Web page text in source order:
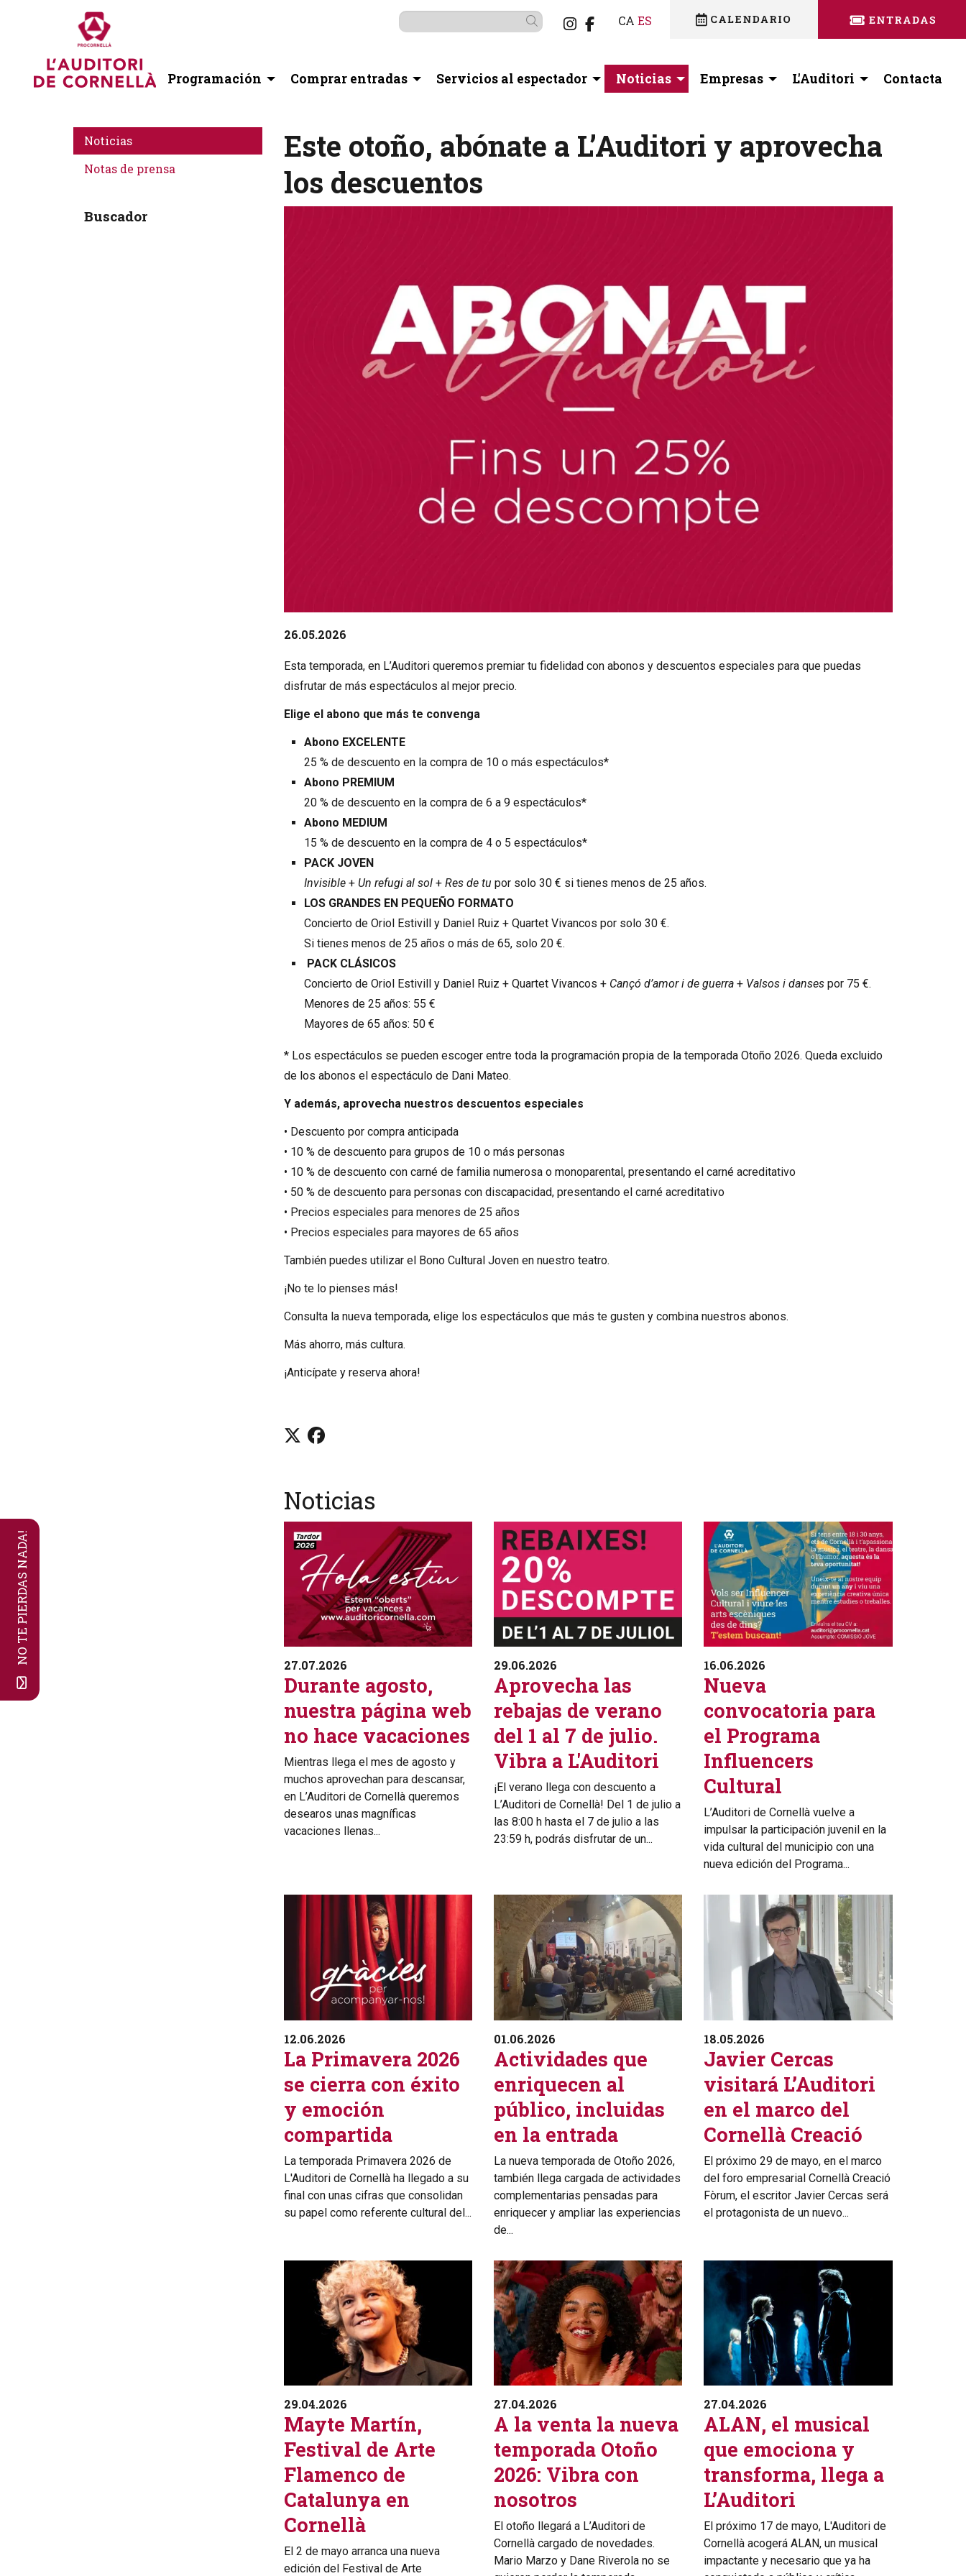
NO TE PIERDAS NADA!
CA ES
Link a instagram
Link a facebook
Buscar
Programación Comprar entradas Servicios al espectador Noticias Empresas L'Auditori Contacta
Este otoño, abónate a L’Auditori y aprovecha
los descuentos
26.05.2026
Esta temporada, en L’Auditori queremos premiar tu fidelidad con abonos y descuentos especiales para que puedas
disfrutar de más espectáculos al mejor precio.
Elige el abono que más te convenga
Abono EXCELENTE
25 % de descuento en la compra de 10 o más espectáculos*
Abono PREMIUM
20 % de descuento en la compra de 6 a 9 espectáculos*
Abono MEDIUM
15 % de descuento en la compra de 4 o 5 espectáculos*
PACK JOVEN
Invisible+ Un refugi al sol+ Res de tu por solo 30 € si tienes menos de 25 años.
LOS GRANDES EN PEQUEÑO FORMATO
Concierto de Oriol Estivill y Daniel Ruiz + Quartet Vivancos por solo 30 €.
Si tienes menos de 25 años o más de 65, solo 20 €.
PACK CLÁSICOS
Concierto de Oriol Estivill y Daniel Ruiz + Quartet Vivancos + Cançó d’amor i de guerra+ Valsos i dansespor 75 €.
Menores de 25 años: 55 €
Mayores de 65 años: 50 €
* Los espectáculos se pueden escoger entre toda la programación propia de la temporada Otoño 2026. Queda excluido
de los abonos el espectáculo de Dani Mateo.
Y además, aprovecha nuestros descuentos especiales
• Descuento por compra anticipada
• 10 % de descuento para grupos de 10 o más personas
• 10 % de descuento con carné de familia numerosa o monoparental, presentando el carné acreditativo
• 50 % de descuento para personas con discapacidad, presentando el carné acreditativo
• Precios especiales para menores de 25 años
• Precios especiales para mayores de 65 años
También puedes utilizar el Bono Cultural Joven en nuestro teatro.
¡No te lo pienses más!
Consulta la nueva temporada, elige los espectáculos que más te gusten y combina nuestros abonos.
Más ahorro, más cultura.
¡Anticípate y reserva ahora!
Noticias
27.07.2026
Durante agosto,
nuestra página web
no hace vacaciones
Mientras llega el mes de agosto y
muchos aprovechan para descansar,
en L’Auditori de Cornellà queremos
desearos unas magníficas
vacaciones llenas...
29.06.2026
Aprovecha las
rebajas de verano
del 1 al 7 de julio.
Vibra a L'Auditori
¡El verano llega con descuento a
L’Auditori de Cornellà! Del 1 de julio a
las 8:00 h hasta el 7 de julio a las
23:59 h, podrás disfrutar de un...
16.06.2026
Nueva
convocatoria para
el Programa
Influencers
Cultural
L’Auditori de Cornellà vuelve a
impulsar la participación juvenil en la
vida cultural del municipio con una
nueva edición del Programa...
12.06.2026
La Primavera 2026
se cierra con éxito
y emoción
compartida
La temporada Primavera 2026 de
L'Auditori de Cornellà ha llegado a su
final con unas cifras que consolidan
su papel como referente cultural del...
01.06.2026
Actividades que
enriquecen al
público, incluidas
en la entrada
La nueva temporada de Otoño 2026,
también llega cargada de actividades
complementarias pensadas para
enriquecer y ampliar las experiencias
de...
18.05.2026
Javier Cercas
visitará L’Auditori
en el marco del
Cornellà Creació
El próximo 29 de mayo, en el marco
del foro empresarial Cornellà Creació
Fòrum, el escritor Javier Cercas será
el protagonista de un nuevo...
29.04.2026
Mayte Martín,
Festival de Arte
Flamenco de
Catalunya en
Cornellà
El 2 de mayo arranca una nueva
edición del Festival de Arte
27.04.2026
A la venta la nueva
temporada Otoño
2026: Vibra con
nosotros
El otoño llegará a L’Auditori de
Cornellà cargado de novedades.
Mario Marzo y Dane Riverola no se
27.04.2026
ALAN, el musical
que emociona y
transforma, llega a
L’Auditori
El próximo 17 de mayo, L'Auditori de
Cornellà acogerá ALAN, un musical
impactante y necesario que ya ha
Noticias
Notas de prensa
Buscador